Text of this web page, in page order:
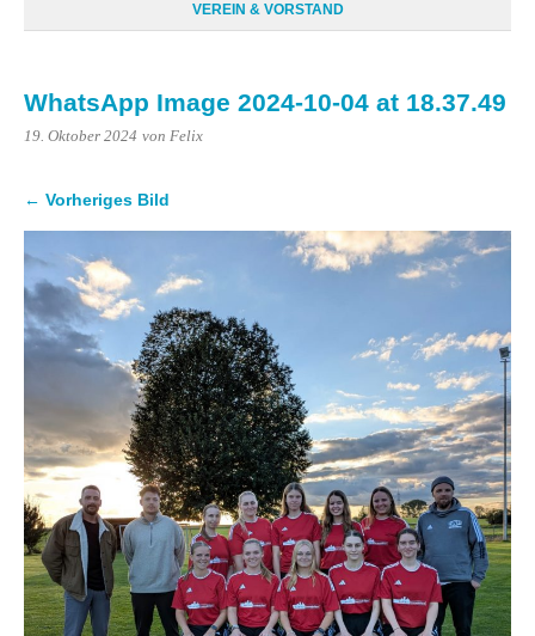
VEREIN & VORSTAND
WhatsApp Image 2024-10-04 at 18.37.49
19. Oktober 2024 von Felix
← Vorheriges Bild